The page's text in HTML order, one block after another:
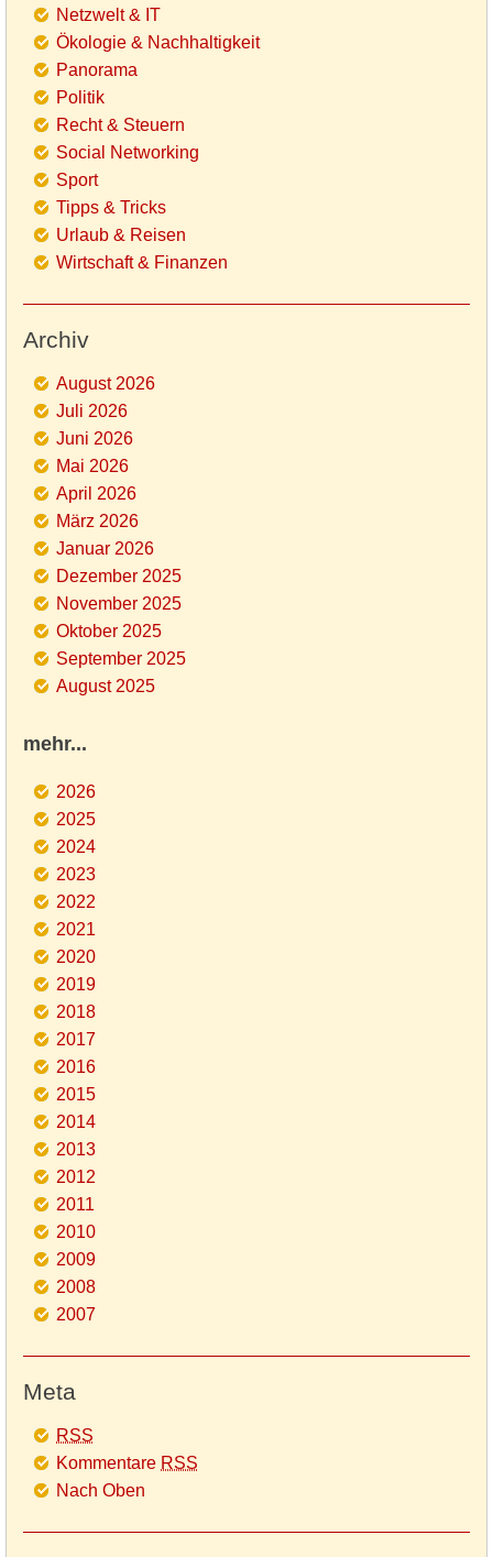
Netzwelt & IT
Ökologie & Nachhaltigkeit
Panorama
Politik
Recht & Steuern
Social Networking
Sport
Tipps & Tricks
Urlaub & Reisen
Wirtschaft & Finanzen
Archiv
August 2026
Juli 2026
Juni 2026
Mai 2026
April 2026
März 2026
Januar 2026
Dezember 2025
November 2025
Oktober 2025
September 2025
August 2025
mehr...
2026
2025
2024
2023
2022
2021
2020
2019
2018
2017
2016
2015
2014
2013
2012
2011
2010
2009
2008
2007
Meta
RSS
Kommentare RSS
Nach Oben